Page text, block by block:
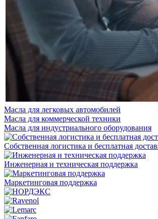
Масла для легковых автомобилей
Масла для коммерческой техники
Масла для индустриального оборудования
Собственная логистика и бесплатная
Инженерная и техническая поддержка
Маркетинговая поддержка